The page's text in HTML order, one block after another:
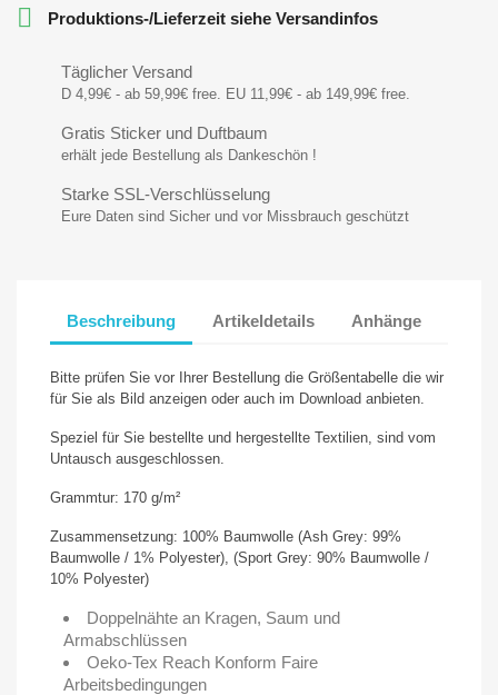
 Produktions-/Lieferzeit siehe Versandinfos
Täglicher Versand
D 4,99€ - ab 59,99€ free. EU 11,99€ - ab 149,99€ free.
Gratis Sticker und Duftbaum
erhält jede Bestellung als Dankeschön !
Starke SSL-Verschlüsselung
Eure Daten sind Sicher und vor Missbrauch geschützt
Beschreibung Artikeldetails Anhänge
Bitte prüfen Sie vor Ihrer Bestellung die Größentabelle die wir
für Sie als Bild anzeigen oder auch im Download anbieten.
Speziel für Sie bestellte und hergestellte Textilien, sind vom
Untausch ausgeschlossen.
Grammtur: 170 g/m²
Zusammensetzung: 100% Baumwolle (Ash Grey: 99%
Baumwolle / 1% Polyester), (Sport Grey: 90% Baumwolle /
10% Polyester)
Doppelnähte an Kragen, Saum und
Armabschlüssen
Oeko-Tex Reach Konform Faire
Arbeitsbedingungen